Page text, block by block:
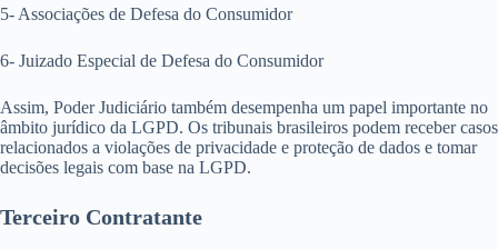
5- Associações de Defesa do Consumidor
6- Juizado Especial de Defesa do Consumidor
Assim, Poder Judiciário também desempenha um papel importante no
âmbito jurídico da LGPD. Os tribunais brasileiros podem receber casos
relacionados a violações de privacidade e proteção de dados e tomar
decisões legais com base na LGPD.
Terceiro Contratante